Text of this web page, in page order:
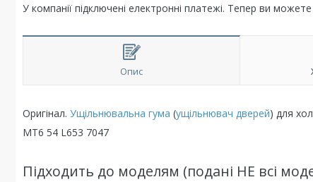
У компанії підключені електронні платежі. Тепер ви
Опис
Оригінал. Ущільнювальна гума (ущільнювач дверей) для
MT6 54 L653 7047
Підходить до моделям (подані НЕ всі